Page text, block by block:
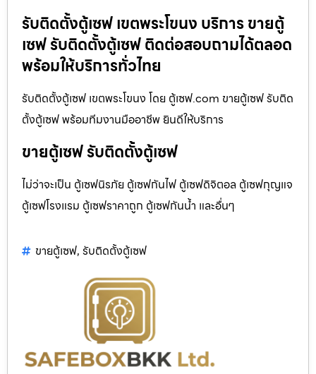
รับติดตั้งตู้เซฟ เขตพระโขนง บริการ ขายตู้
เซฟ รับติดตั้งตู้เซฟ ติดต่อสอบถามได้ตลอด
พร้อมให้บริการทั่วไทย
รับติดตั้งตู้เซฟ เขตพระโขนง โดย ตู้เซฟ.com ขายตู้เซฟ รับติด
ตั้งตู้เซฟ พร้อมทีมงานมืออาชีพ ยินดีให้บริการ
ขายตู้เซฟ รับติดตั้งตู้เซฟ
ไม่ว่าจะเป็น ตู้เซฟนิรภัย ตู้เซฟกันไฟ ตู้เซฟดิจิตอล ตู้เซฟกุญแจ
ตู้เซฟโรงแรม ตู้เซฟราคาถูก ตู้เซฟกันน้ำ และอื่นๆ
ขายตู้เซฟ, รับติดตั้งตู้เซฟ